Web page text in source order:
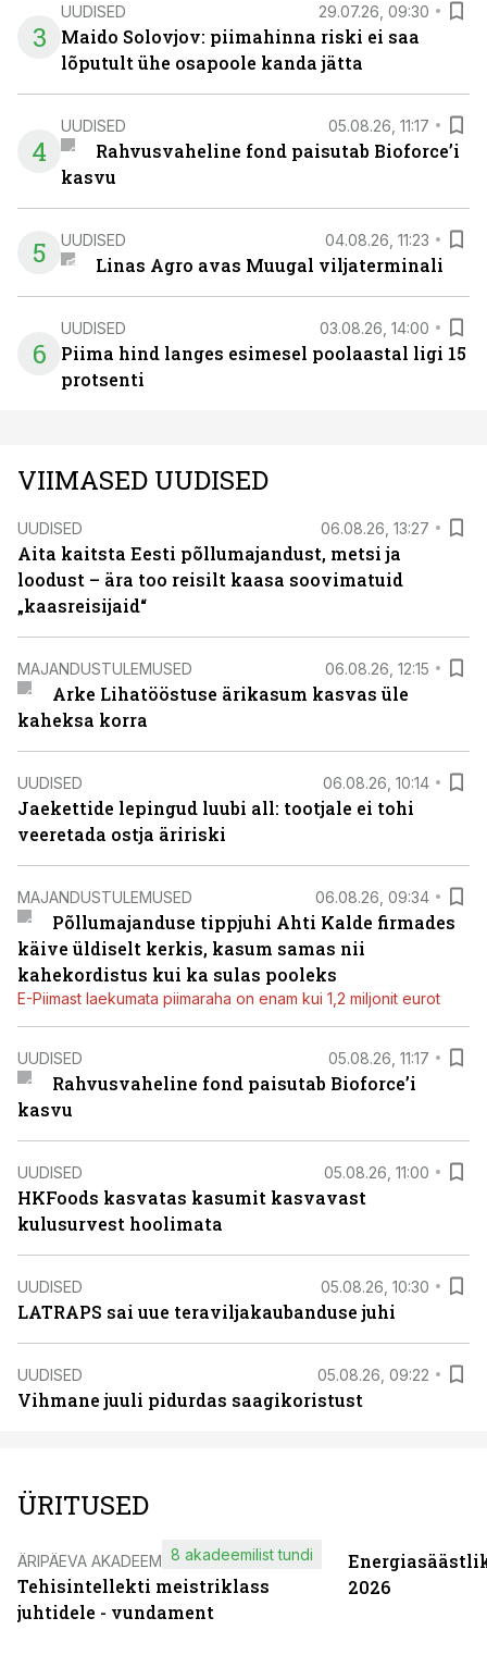
3
UUDISED 29.07.26, 09:30
Maido Solovjov: piimahinna riski ei saa
lõputult ühe osapoole kanda jätta
4
UUDISED 05.08.26, 11:17
Rahvusvaheline fond paisutab Bioforce’i
kasvu
5 UUDISED 04.08.26, 11:23
Linas Agro avas Muugal viljaterminali
6
UUDISED 03.08.26, 14:00
Piima hind langes esimesel poolaastal ligi 15
protsenti
VIIMASED UUDISED
UUDISED 06.08.26, 13:27
Aita kaitsta Eesti põllumajandust, metsi ja
loodust – ära too reisilt kaasa soovimatuid
„kaasreisijaid“
MAJANDUSTULEMUSED 06.08.26, 12:15
Arke Lihatööstuse ärikasum kasvas üle
kaheksa korra
UUDISED 06.08.26, 10:14
Jaekettide lepingud luubi all: tootjale ei tohi
veeretada ostja äririski
MAJANDUSTULEMUSED 06.08.26, 09:34
Põllumajanduse tippjuhi Ahti Kalde firmades
käive üldiselt kerkis, kasum samas nii
kahekordistus kui ka sulas pooleks
E-Piimast laekumata piimaraha on enam kui 1,2 miljonit eurot
UUDISED 05.08.26, 11:17
Rahvusvaheline fond paisutab Bioforce’i
kasvu
UUDISED 05.08.26, 11:00
HKFoods kasvatas kasumit kasvavast
kulusurvest hoolimata
UUDISED 05.08.26, 10:30
LATRAPS sai uue teraviljakaubanduse juhi
UUDISED 05.08.26, 09:22
Vihmane juuli pidurdas saagikoristust
ÜRITUSED
ÄRIPÄEVA AKADEEMIA
Tehisintellekti meistriklass
juhtidele - vundament
8 akadeemilist tundi
2026